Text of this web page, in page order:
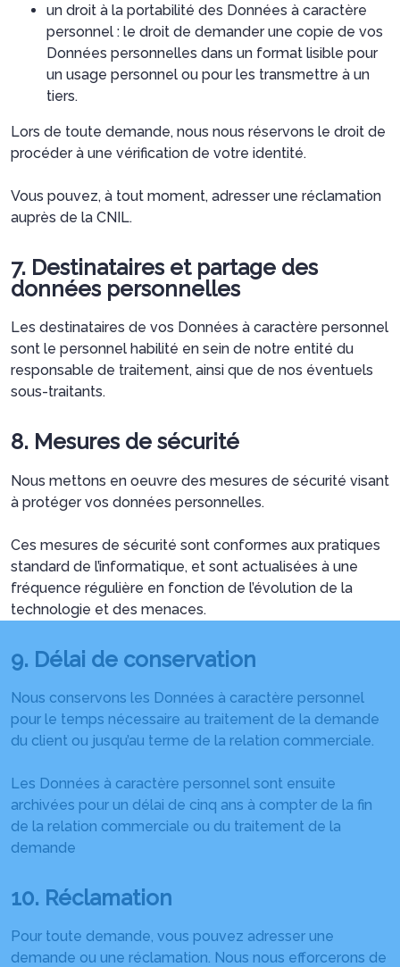
un droit à la portabilité des Données à caractère
personnel : le droit de demander une copie de vos
Données personnelles dans un format lisible pour
un usage personnel ou pour les transmettre à un
tiers.
Lors de toute demande, nous nous réservons le droit de
procéder à une vérification de votre identité.
Vous pouvez, à tout moment, adresser une réclamation
auprès de la CNIL.
7. Destinataires et partage des
données personnelles
Les destinataires de vos Données à caractère personnel
sont le personnel habilité en sein de notre entité du
responsable de traitement, ainsi que de nos éventuels
sous-traitants.
8. Mesures de sécurité
Nous mettons en oeuvre des mesures de sécurité visant
à protéger vos données personnelles.
Ces mesures de sécurité sont conformes aux pratiques
standard de l’informatique, et sont actualisées à une
fréquence régulière en fonction de l’évolution de la
technologie et des menaces.
9. Délai de conservation
Nous conservons les Données à caractère personnel
pour le temps nécessaire au traitement de la demande
du client ou jusqu’au terme de la relation commerciale.
Les Données à caractère personnel sont ensuite
archivées pour un délai de cinq ans à compter de la fin
de la relation commerciale ou du traitement de la
demande
10. Réclamation
Pour toute demande, vous pouvez adresser une
demande ou une réclamation. Nous nous efforcerons de